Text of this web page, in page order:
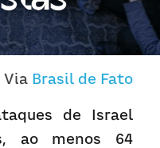
Via Brasil de Fato
de Israel
ao menos 64